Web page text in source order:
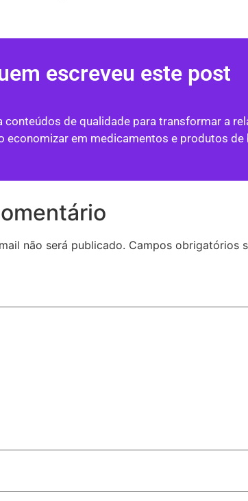
escreveu este post
de qualidade para transformar a
em medicamentos e produtos de
não será publicado. Campos obrigatórios